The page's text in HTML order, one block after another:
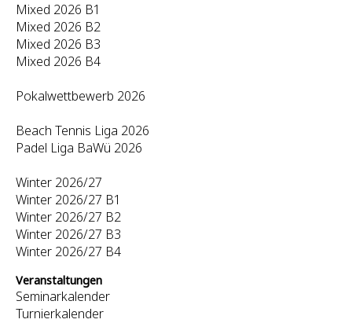
Mixed 2026 B1
Mixed 2026 B2
Mixed 2026 B3
Mixed 2026 B4
Pokalwettbewerb 2026
Beach Tennis Liga 2026
Padel Liga BaWü 2026
Winter 2026/27
Winter 2026/27 B1
Winter 2026/27 B2
Winter 2026/27 B3
Winter 2026/27 B4
Veranstaltungen
Seminarkalender
Turnierkalender